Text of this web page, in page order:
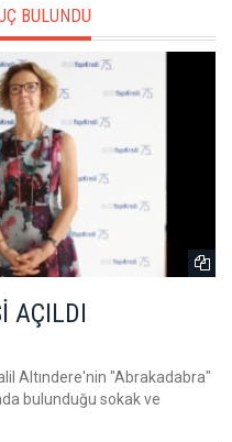
BULUNDU
AÇILDI
Altındere'nin "Abrakadabra"
bulunduğu sokak ve